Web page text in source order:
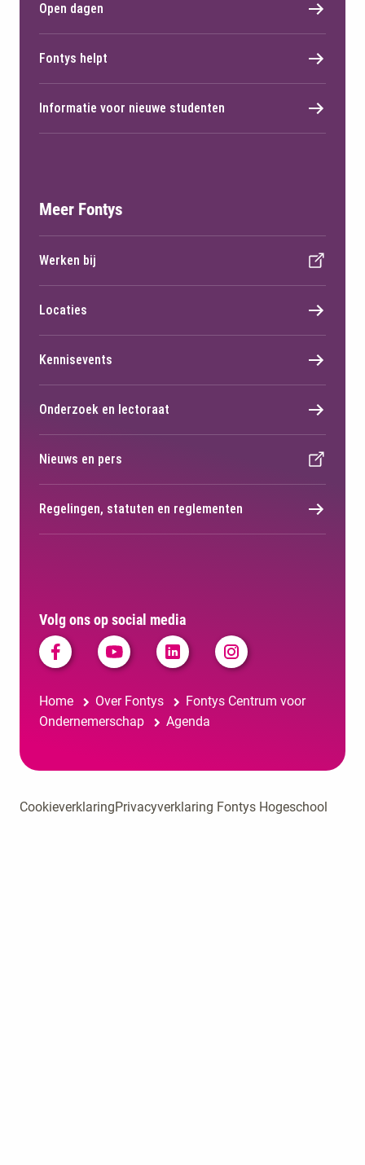
Volg ons op social media
Home Over Fontys
Fontys Centrum voor
Ondernemerschap
Agenda
Open dagen
Fontys helpt
Informatie voor nieuwe studenten
Meer Fontys
Werken bij
Locaties
Kennisevents
Onderzoek en lectoraat
Nieuws en pers
Regelingen, statuten en reglementen
CookieverklaringPrivacyverklaring Fontys Hogeschool